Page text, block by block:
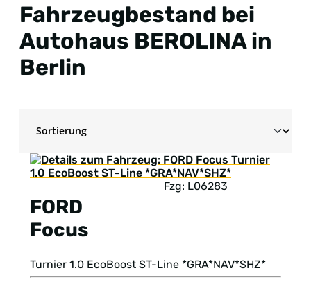
Fahrzeugbestand bei
Autohaus BEROLINA in
Berlin
FORD
Focus
Fzg: L06283
Turnier 1.0 EcoBoost ST-Line *GRA*NAV*SHZ*